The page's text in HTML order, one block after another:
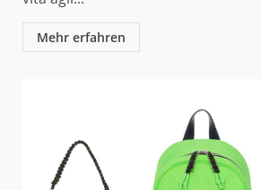
Mehr erfahren